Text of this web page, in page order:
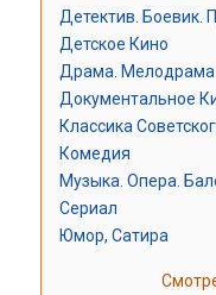
Детектив. Боевик.
Детское Кино
Драма. Мелодрама
Документальное
Классика
Комедия
Музыка. Опера.
Сериал
Юмор, Сатира